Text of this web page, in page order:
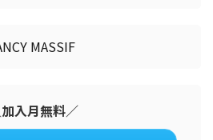
MASSIF
入月無料／